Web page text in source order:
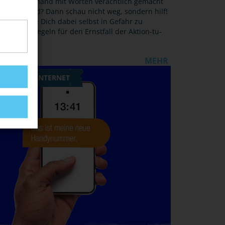
wird? Dann schau nicht weg, sondern hilf!
das, ohne Dich dabei selbst in Gefahr zu
sechs Regeln für den Ernstfall der Aktion-tu-
MEHR
INTERNET